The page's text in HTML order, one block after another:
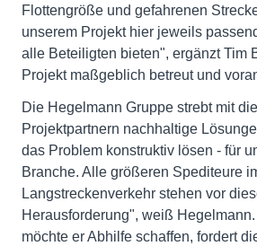
Flottengröße und gefahrenen
unserem Projekt hier jeweils
alle Beteiligten bieten", ergänzt Tim
Projekt maßgeblich betreut und
Die Hegelmann Gruppe strebt mit
Projektpartnern nachhaltige
das Problem konstruktiv lösen - für
Branche. Alle größeren Spediteure
Langstreckenverkehr stehen vor
Herausforderung", weiß
möchte er Abhilfe schaffen, fordert